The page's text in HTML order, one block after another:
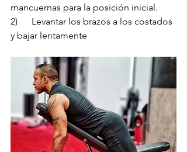
mancuernas para la posición inicial.
2) Levantar los brazos a los costados
y bajar lentamente